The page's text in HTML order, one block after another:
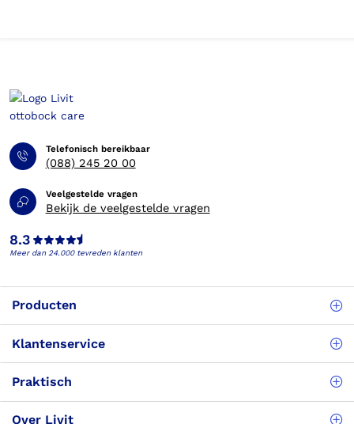
Telefonisch bereikbaar
(088) 245 20 00
Veelgestelde vragen
Bekijk de veelgestelde vragen
8.3
Meer dan 24.000 tevreden klanten
Producten
Klantenservice
Praktisch
Over Livit